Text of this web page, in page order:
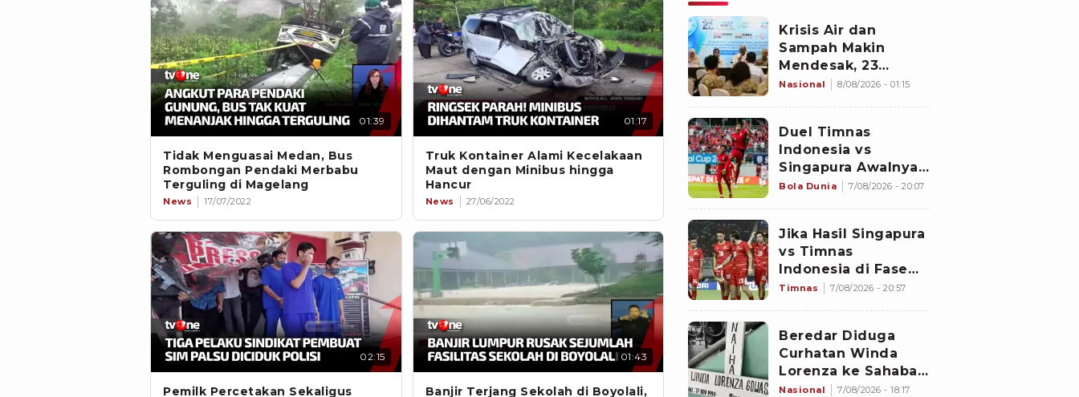
01:39
Tidak Menguasai Medan, Bus
Rombongan Pendaki Merbabu
Terguling di Magelang
News 17/07/2022
01:17
Truk Kontainer Alami Kecelakaan
Maut dengan Minibus hingga
Hancur
News 27/06/2022
02:15
Pemilk Percetakan Sekaligus
01:43
Banjir Terjang Sekolah di Boyolali,
Krisis Air dan
Sampah Makin
Mendesak, 23
Negara Berkumpul
Nasional 8/08/2026 - 01:15
Duel Timnas
Indonesia vs
Singapura Awalnya
Bukan di Stadion
Bola Dunia 7/08/2026 - 20:07
Jika Hasil Singapura
vs Timnas
Indonesia di Fase
Grup Piala AFF 2026
Timnas 7/08/2026 - 20:57
Beredar Diduga
Curhatan Winda
Lorenza ke Sahabat,
Temukan Fakta
Nasional 7/08/2026 - 18:17